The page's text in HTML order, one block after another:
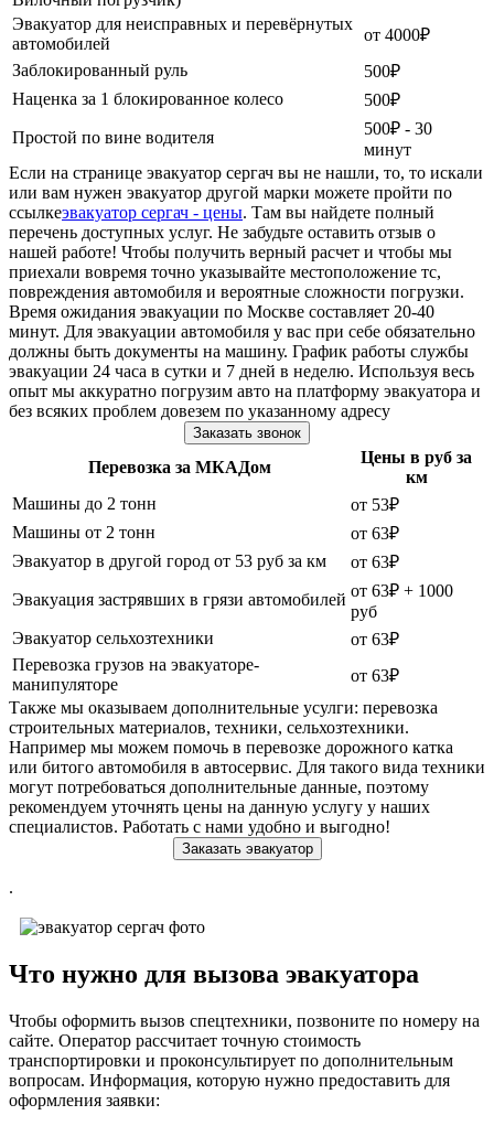
Эвакуатор для неисправных и перевёрнутых
автомобилей
от 4000₽
Заблокированный руль
500₽
Наценка за 1 блокированное колесо
500₽
Простой по вине водителя
500₽ - 30
минут
Если на странице эвакуатор сергач вы не нашли, то, то искали
или вам нужен эвакуатор другой марки можете пройти по
ссылкеэвакуатор сергач - цены. Там вы найдете полный
перечень доступных услуг. Не забудьте оставить отзыв о
нашей работе! Чтобы получить верный расчет и чтобы мы
приехали вовремя точно указывайте местоположение тс,
повреждения автомобиля и вероятные сложности погрузки.
Время ожидания эвакуации по Москве составляет 20-40
минут. Для эвакуации автомобиля у вас при себе обязательно
должны быть документы на машину. График работы службы
эвакуации 24 часа в сутки и 7 дней в неделю. Используя весь
опыт мы аккуратно погрузим авто на платформу эвакуатора и
без всяких проблем довезем по указанному адресу
Заказать звонок
Перевозка за МКАДом
Цены в руб за
км
Машины до 2 тонн
от 53₽
Машины от 2 тонн
от 63₽
Эвакуатор в другой город от 53 руб за км
от 63₽
Эвакуация застрявших в грязи автомобилей от 63₽ + 1000
руб
Эвакуатор сельхозтехники
от 63₽
Перевозка грузов на эвакуаторе-
манипуляторе
от 63₽
Также мы оказываем дополнительные усулги: перевозка
строительных материалов, техники, сельхозтехники.
Например мы можем помочь в перевозке дорожного катка
или битого автомобиля в автосервис. Для такого вида техники
могут потребоваться дополнительные данные, поэтому
рекомендуем уточнять цены на данную услугу у наших
специалистов. Работать с нами удобно и выгодно!
Заказать эвакуатор
.
Что нужно для вызова эвакуатора
Чтобы оформить вызов спецтехники, позвоните по номеру на
сайте. Оператор рассчитает точную стоимость
транспортировки и проконсультирует по дополнительным
вопросам. Информация, которую нужно предоставить для
оформления заявки: